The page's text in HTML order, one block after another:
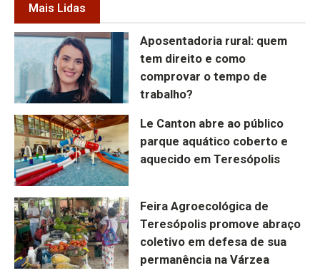
Mais Lidas
Aposentadoria rural: quem
tem direito e como
comprovar o tempo de
trabalho?
Le Canton abre ao público
parque aquático coberto e
aquecido em Teresópolis
Feira Agroecológica de
Teresópolis promove abraço
coletivo em defesa de sua
permanência na Várzea